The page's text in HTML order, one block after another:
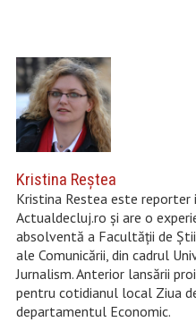
Kristina Reştea
Kristina Restea este reporter
Actualdecluj.ro și are o
absolventă a Facultății de
ale Comunicării, din cadrul
Jurnalism. Anterior lansării
pentru cotidianul local Ziua
departamentul Economic.